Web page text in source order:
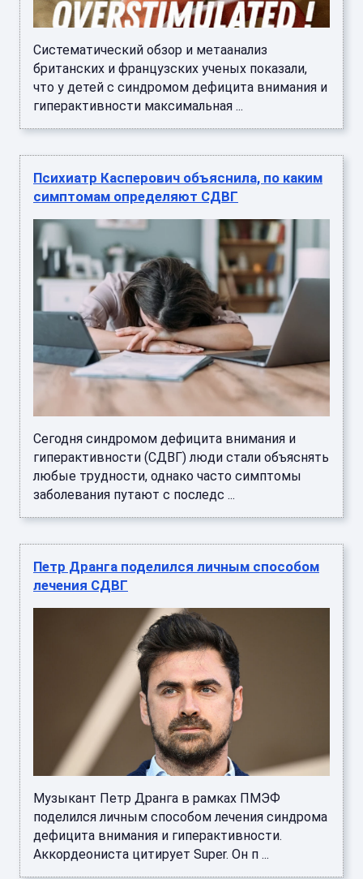
Систематический обзор и метаанализ
британских и французских ученых показали,
что у детей с синдромом дефицита внимания и
гиперактивности максимальная ...
Психиатр Касперович объяснила, по каким
симптомам определяют СДВГ
Сегодня синдромом дефицита внимания и
гиперактивности (СДВГ) люди стали объяснять
любые трудности, однако часто симптомы
заболевания путают с последс ...
Петр Дранга поделился личным способом
лечения СДВГ
Музыкант Петр Дранга в рамках ПМЭФ
поделился личным способом лечения синдрома
дефицита внимания и гиперактивности.
Аккордеониста цитирует Super. Он п ...